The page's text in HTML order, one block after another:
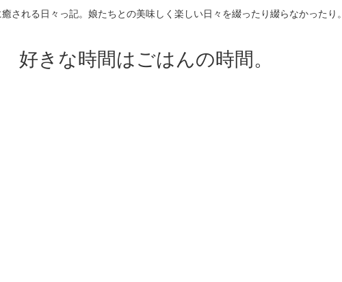
される日々っ記。娘たちとの美味しく楽しい日々を綴ったり綴らなかったり。
好きな時間はごはんの時間。